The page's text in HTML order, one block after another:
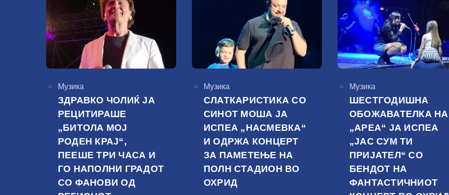
КАтегорија
Музика
ЗДРАВКО ЧОЛИЌ ЈА
РЕЦИТИРАШЕ
„БИТОЛА МОЈ
РОДЕН КРАЈ“,
ПЕЕШЕ ТРИ ЧАСА И
ГО НАПОЛНИ ГРАДОТ
СО ФАНОВИ ОД
КАтегорија
Музика
СЛАТКАРИСТИКА СО
СИНОТ МОША ЈА
ИСПЕА „НАСМЕВКА“
И ОДРЖА КОНЦЕРТ
ЗА ПАМЕТЕЊЕ НА
ПОЛН СТАДИОН ВО
ОХРИД
КАтегорија
Музика
ШЕСТГОДИШНА
ОБОЖАВАТЕЛКА НА
„АРЕА“ ЈА ИСПЕА
„ЈАС СУМ ТИ
ПРИЈАТЕЛ“ СО
БЕНДОТ НА
ФАНТАСТИЧНИОТ